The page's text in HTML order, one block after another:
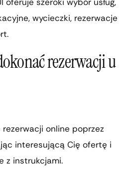
wycieczki, rezerwacje
rezerwacji u
rezerwacji online poprzez
interesującą Cię ofertę i
z instrukcjami.